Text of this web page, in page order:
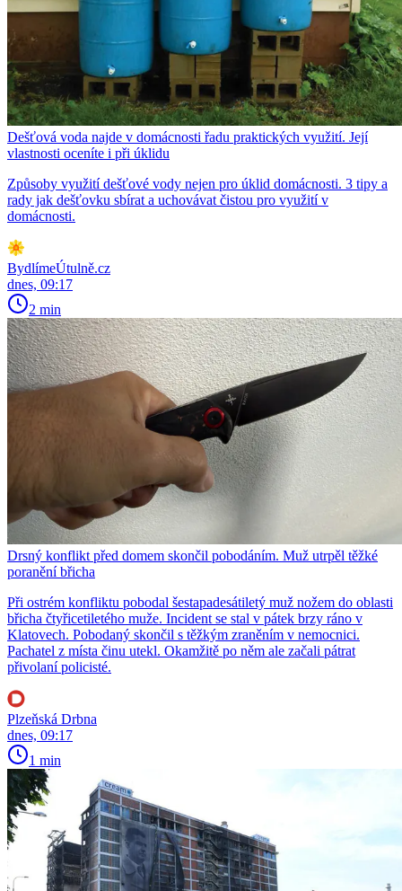
Dešťová voda najde v domácnosti řadu praktických využití. Její
vlastnosti oceníte i při úklidu
Způsoby využití dešťové vody nejen pro úklid domácnosti. 3 tipy a
rady jak dešťovku sbírat a uchovávat čistou pro využití v
domácnosti.
BydlímeÚtulně.cz
dnes, 09:17
2 min
Drsný konflikt před domem skončil pobodáním. Muž utrpěl těžké
poranění břicha
Při ostrém konfliktu pobodal šestapadesátiletý muž nožem do oblasti
břicha čtyřicetiletého muže. Incident se stal v pátek brzy ráno v
Klatovech. Pobodaný skončil s těžkým zraněním v nemocnici.
Pachatel z místa činu utekl. Okamžitě po něm ale začali pátrat
přivolaní policisté.
Plzeňská Drbna
dnes, 09:17
1 min